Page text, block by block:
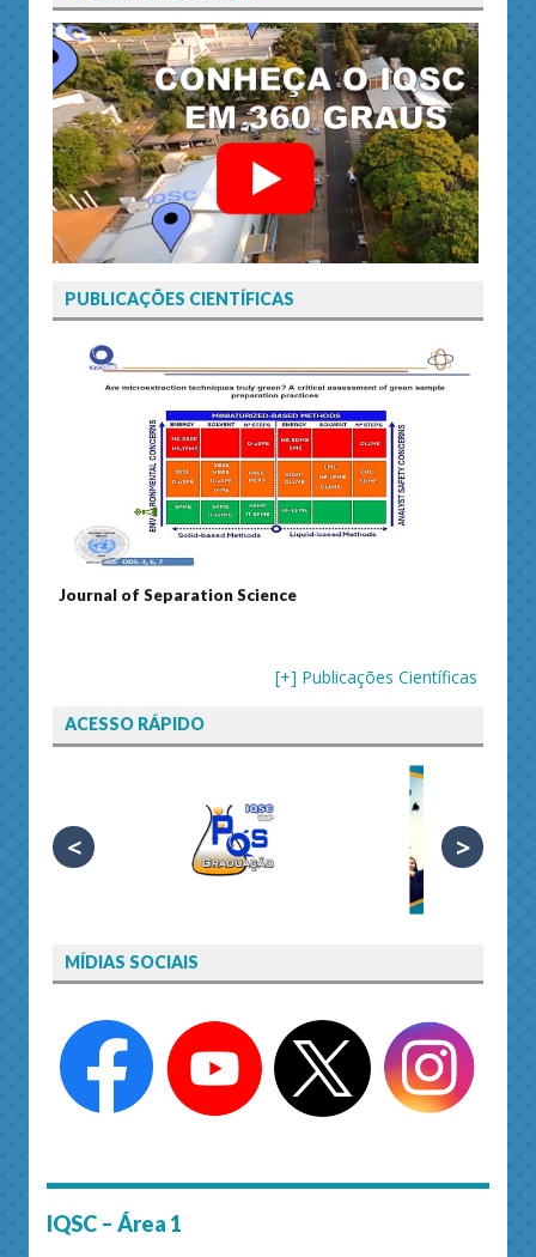
PUBLICAÇÕES CIENTÍFICAS
Journal of Separation Science
[+] Publicações Científicas
ACESSO RÁPIDO
< >
MÍDIAS SOCIAIS
IQSC – Área 1